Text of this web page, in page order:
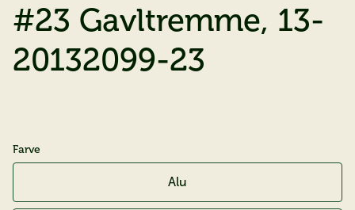
#23 Gavltremme, 13-
20132099-23
Farve
Alu